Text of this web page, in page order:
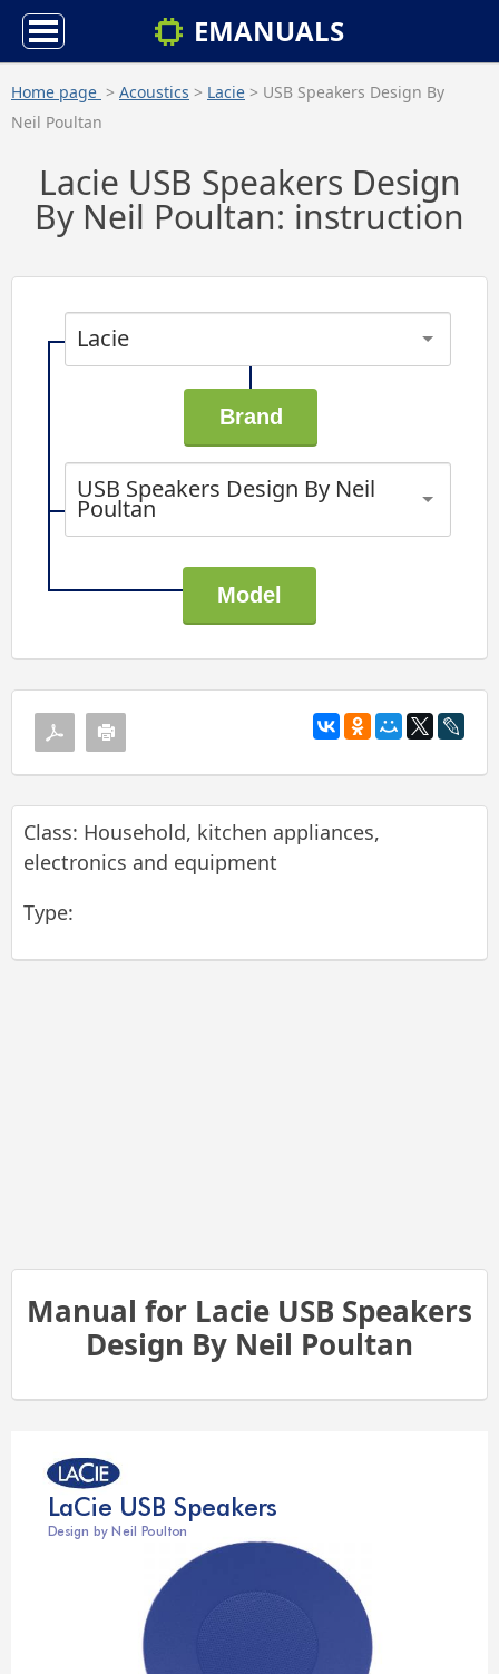
EMANUALS
Home page > Acoustics > Lacie > USB Speakers Design By
Neil Poultan
Lacie USB Speakers Design
By Neil Poultan: instruction
Lacie
USB Speakers Design By Neil
Poultan
Class: Household, kitchen appliances,
electronics and equipment
Type:
Manual for Lacie USB Speakers
Design By Neil Poultan
LaCie USB Speakers
Design by Neil Poulton